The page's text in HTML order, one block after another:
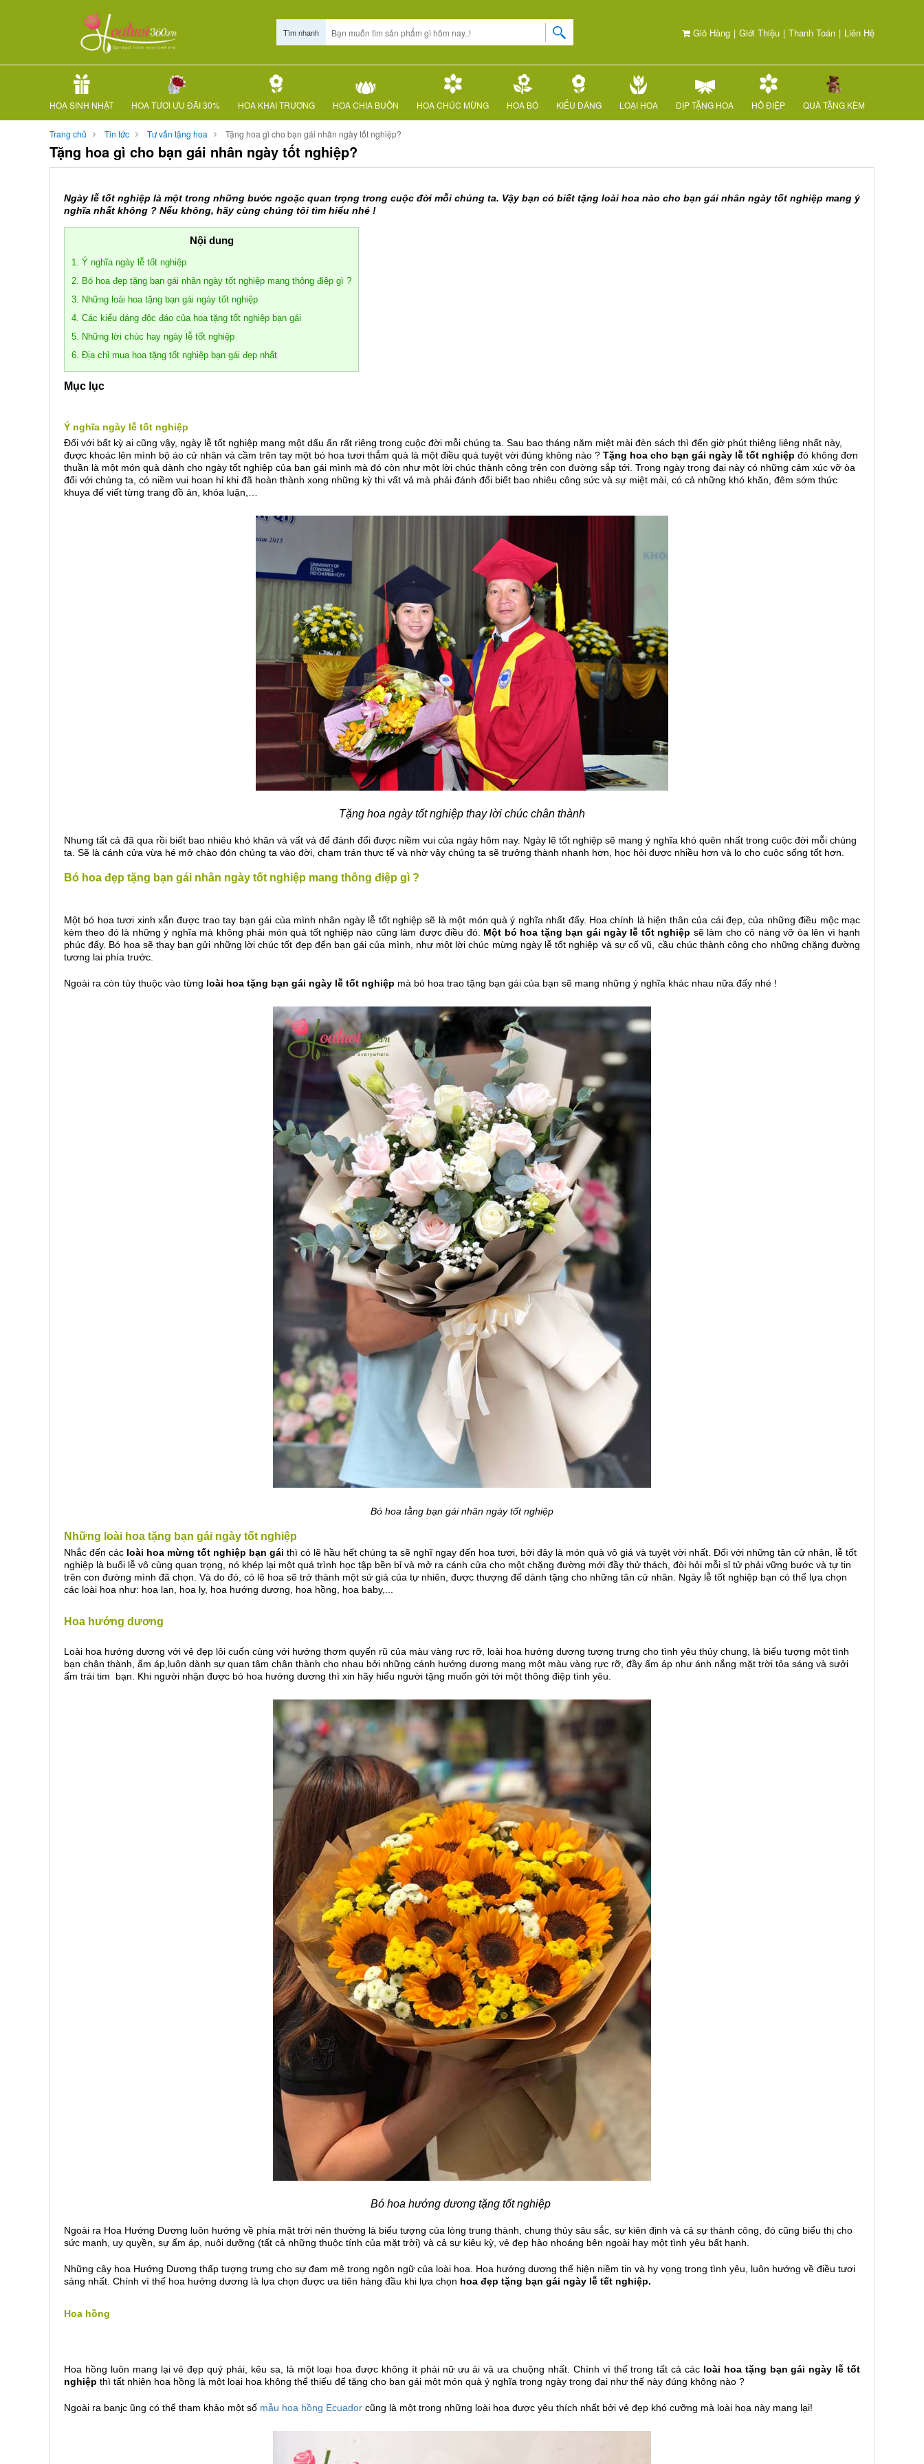
Giỏ Hàng | Giới Thiệu | Thanh Toán | Liên Hệ
Tìm nhanh
HOA SINH NHẬT HOA TƯƠI ƯU ĐÃI 30% HOA KHAI TRƯƠNG HOA CHIA BUỒN HOA CHÚC MỪNG HOA BÓ KIỂU DÁNG LOẠI HOA DỊP TẶNG HOA HỒ ĐIỆP QUÀ TẶNG KÈM
Trang chủ Tin tức Tư vấn tặng hoa Tặng hoa gì cho bạn gái nhân ngày tốt nghiệp?
Tặng hoa gì cho bạn gái nhân ngày tốt nghiệp?
Ngày lễ tốt nghiệp là một trong những bước ngoặc quan trọng trong cuộc đời mỗi chúng ta. Vậy bạn có biết tặng loài hoa nào cho bạn gái nhân ngày tốt nghiệp mang ý
nghĩa nhất không ? Nếu không, hãy cùng chúng tôi tìm hiểu nhé !
Nội dung
1. Ý nghĩa ngày lễ tốt nghiệp
2. Bó hoa đẹp tặng bạn gái nhân ngày tốt nghiệp mang thông điệp gì ?
3. Những loài hoa tặng bạn gái ngày tốt nghiệp
4. Các kiểu dáng độc đáo của hoa tặng tốt nghiệp bạn gái
5. Những lời chúc hay ngày lễ tốt nghiệp
6. Địa chỉ mua hoa tặng tốt nghiệp bạn gái đẹp nhất
Mục lục
Ý nghĩa ngày lễ tốt nghiệp
Đối với bất kỳ ai cũng vậy, ngày lễ tốt nghiệp mang một dấu ấn rất riêng trong cuộc đời mỗi chúng ta. Sau bao tháng năm miệt mài đèn sách thì đến giờ phút thiêng liêng nhất này,
được khoác lên mình bộ áo cử nhân và cầm trên tay một bó hoa tươi thắm quả là một điều quá tuyệt vời đúng không nào ? Tặng hoa cho bạn gái ngày lễ tốt nghiệp đó không đơn
thuần là một món quà dành cho ngày tốt nghiệp của bạn gái mình mà đó còn như một lời chúc thành công trên con đường sắp tới. Trong ngày trọng đại này có những cảm xúc vỡ òa
đối với chúng ta, có niềm vui hoan hỉ khi đã hoàn thành xong những kỳ thi vất vả mà phải đánh đổi biết bao nhiêu công sức và sự miệt mài, có cả những khó khăn, đêm sớm thức
khuya để viết từng trang đồ án, khóa luận,…
Tặng hoa ngày tốt nghiệp thay lời chúc chân thành
Nhưng tất cả đã qua rồi biết bao nhiêu khó khăn và vất vả để đánh đổi được niềm vui của ngày hôm nay. Ngày lẽ tốt nghiệp sẽ mang ý nghĩa khó quên nhất trong cuộc đời mỗi chúng
ta. Sẽ là cánh cửa vừa hé mở chào đón chúng ta vào đời, chạm trán thực tế và nhờ vậy chúng ta sẽ trưởng thành nhanh hơn, học hỏi được nhiều hơn và lo cho cuộc sống tốt hơn.
Bó hoa đẹp tặng bạn gái nhân ngày tốt nghiệp mang thông điệp gì ?
Một bó hoa tươi xinh xắn được trao tay bạn gái của mình nhân ngày lễ tốt nghiệp sẽ là một món quà ý nghĩa nhất đấy. Hoa chính là hiện thân của cái đẹp, của những điều mộc mạc
kèm theo đó là những ý nghĩa mà không phải món quà tốt nghiệp nào cũng làm được điều đó. Một bó hoa tặng bạn gái ngày lễ tốt nghiệp sẽ làm cho cô nàng vỡ òa lên vì hạnh
phúc đấy. Bó hoa sẽ thay bạn gửi những lời chúc tốt đẹp đến bạn gái của mình, như một lời chúc mừng ngày lễ tốt nghiệp và sự cổ vũ, cầu chúc thành công cho những chặng đường
tương lai phía trước.
Ngoài ra còn tùy thuộc vào từng loài hoa tặng bạn gái ngày lễ tốt nghiệp mà bó hoa trao tặng bạn gái của bạn sẽ mang những ý nghĩa khác nhau nữa đấy nhé !
Bó hoa tằng bạn gái nhân ngày tốt nghiệp
Những loài hoa tặng bạn gái ngày tốt nghiệp
Nhắc đến các loài hoa mừng tốt nghiệp bạn gái thì có lẽ hầu hết chúng ta sẽ nghĩ ngay đến hoa tươi, bởi đây là món quà vô giá và tuyệt vời nhất. Đối với những tân cử nhân, lễ tốt
nghiệp là buổi lễ vô cùng quan trọng, nó khép lại một quá trình học tập bền bỉ và mở ra cánh cửa cho một chặng đường mới đầy thử thách, đòi hỏi mỗi sỉ tử phải vững bước và tự tin
trên con đường mình đã chọn. Và do đó, có lẽ hoa sẽ trở thành một sứ giả của tự nhiên, được thượng đế dành tặng cho những tân cử nhân. Ngày lễ tốt nghiệp bạn có thể lựa chọn
các loài hoa như: hoa lan, hoa ly, hoa hướng dương, hoa hồng, hoa baby,...
Hoa hướng dương
Loài hoa hướng dương với vẻ đẹp lôi cuốn cùng với hướng thơm quyến rũ của màu vàng rực rỡ, loài hoa hướng dương tượng trưng cho tình yêu thủy chung, là biểu tượng một tình
bạn chân thành, ấm áp,luôn dành sự quan tâm chân thành cho nhau bởi những cánh hướng dương mang một màu vàng rực rỡ, đầy ấm áp như ánh nắng mặt trời tỏa sáng và sưởi
ấm trái tim bạn. Khi người nhận được bó hoa hướng dương thì xin hãy hiểu người tặng muốn gởi tới một thông điệp tình yêu.
Bó hoa hướng dương tặng tốt nghiệp
Ngoài ra Hoa Hướng Dương luôn hướng về phía mặt trời nên thường là biểu tượng của lòng trung thành, chung thủy sâu sắc, sự kiên định và cả sự thành công, đó cũng biểu thị cho
sức mạnh, uy quyền, sự ấm áp, nuôi dưỡng (tất cả những thuộc tính của mặt trời) và cả sự kiêu kỳ, vẻ đẹp hào nhoáng bên ngoài hay một tình yêu bất hạnh.
Những cây hoa Hướng Dương thấp tượng trưng cho sự đam mê trong ngôn ngữ của loài hoa. Hoa hướng dương thể hiện niềm tin và hy vọng trong tình yêu, luôn hướng về điều tươi
sáng nhất. Chính vì thế hoa hướng dương là lựa chọn được ưa tiên hàng đầu khi lựa chọn hoa đẹp tặng bạn gái ngày lễ tết nghiệp.
Hoa hồng
Hoa hồng luôn mang lại vẻ đẹp quý phái, kêu sa, là một loại hoa được không ít phái nữ ưu ái và ưa chuộng nhất. Chính vì thế trong tất cả các loài hoa tặng bạn gái ngày lễ tốt
nghiệp thì tất nhiên hoa hồng là một loại hoa không thể thiếu để tặng cho bạn gái một món quà ý nghĩa trong ngày trọng đại như thế này đúng không nào ?
Ngoài ra banjc ũng có thể tham khảo một số mẫu hoa hồng Ecuador cũng là một trong những loài hoa được yêu thích nhất bởi vẻ đẹp khó cưỡng mà loài hoa này mang lại!